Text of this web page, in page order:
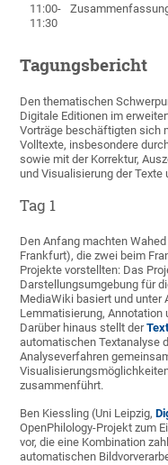
11:00-
11:30
Tagungsbericht
Den thematischen
Digitale Editionen im
Vorträge beschäftigten sich
Volltexte, insbesondere
sowie mit der Korrektur,
und Visualisierung der Texte
Tag 1
Den Anfang machten
Frankfurt), die zwei beim
Projekte vorstellten: Das
Darstellungsumgebung für
MediaWiki basiert und unter
Lemmatisierung, Annotation
Darüber hinaus stellt der
automatischen Textanalyse
Analyseverfahren
zusammenführt.
Ben Kiessling (Uni Leipzig,
OpenPhilology-Projekt zum
vor, die eine Kombination
automatischen